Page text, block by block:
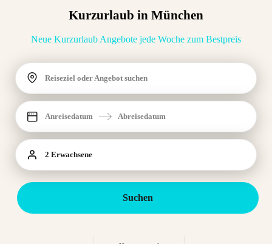
Kurzurlaub in München
Neue Kurzurlaub Angebote jede Woche zum Bestpreis
Reiseziel oder Angebot suchen
Anreisedatum Abreisedatum
2 Erwachsene
Suchen